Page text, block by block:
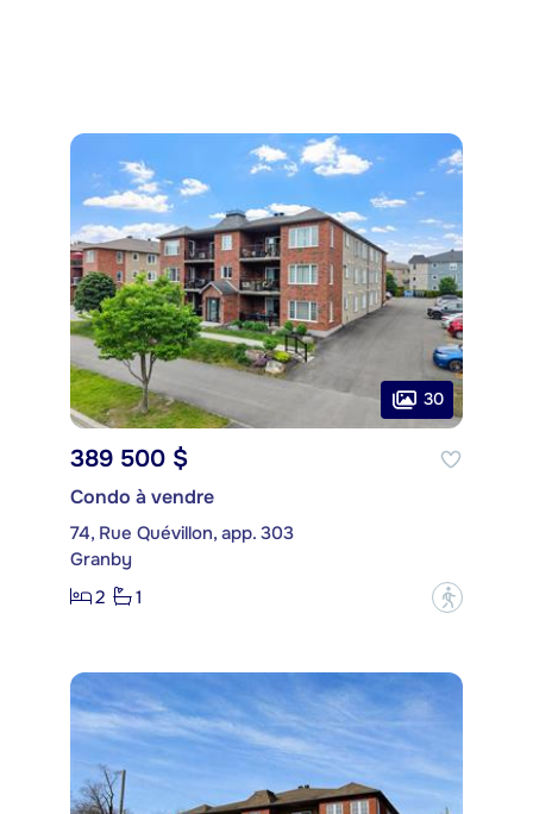
30
389 500 $
Condo à vendre
74, Rue Quévillon, app. 303
Granby
2
1 ?